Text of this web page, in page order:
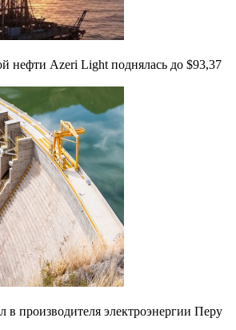
нефти Azeri Light поднялась до $93,37
производителя электроэнергии Перу